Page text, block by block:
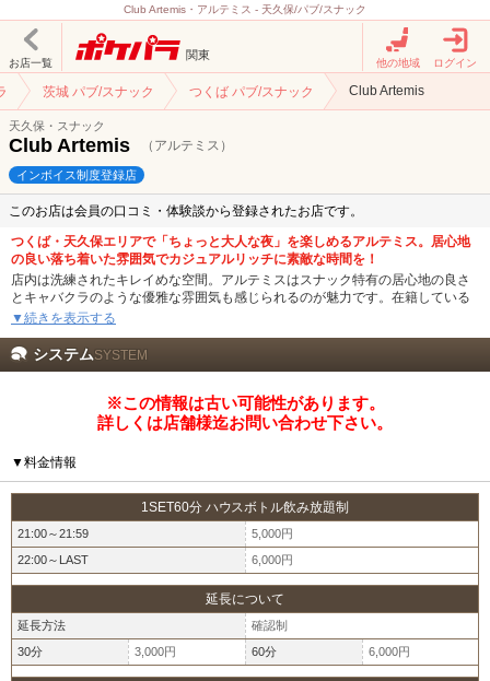
Club Artemis・アルテミス - 天久保/パブ/スナック
お店一覧
関東
他の地域 ログイン
茨城 パブ/スナック つくば パブ/スナック Club Artemis
天久保・スナック
Club Artemis （アルテミス）
インボイス制度登録店
このお店は会員の口コミ・体験談から登録されたお店です。
つくば・天久保エリアで「ちょっと大人な夜」を楽しめるアルテミス。居心地
の良い落ち着いた雰囲気でカジュアルリッチに素敵な時間を！
店内は洗練されたキレイめな空間。アルテミスはスナック特有の居心地の良さ
とキャバクラのような優雅な雰囲気も感じられるのが魅力です。在籍している
女の子たちはドレスやスーツスタイルで上品にお出迎え。スナックらしいあた
「大人な時間を楽しめるスナックでゆったり飲みたい」そんなお客様にオスス
メです。
フロアはテーブル20卓完備というゆとりのある広さ。カウンターも4席あっ
て、おひとり様でふらりと立ち寄っても過ごしやすい作りのお席を多くご用意
しています。落ち着いた空間で心ゆくまでお酒を楽しめますよ♪
大切な人との時間を過ごすにも、自分へのご褒美の一杯にも。心地よいひとと
きを、ぜひArtemisでお楽しみください。
▼続きを表示する
システムSYSTEM
※この情報は古い可能性があります。
詳しくは店舗様迄お問い合わせ下さい。
▼料金情報
1SET60分 ハウスボトル飲み放題制
21:00～21:59
5,000円
22:00～LAST
6,000円
延長について
延長方法
確認制
30分
3,000円 60分 6,000円